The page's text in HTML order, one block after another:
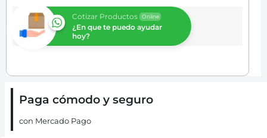
Cotizar Productos Online
¿En que te puedo ayudar
hoy?
Paga cómodo y seguro
con Mercado Pago